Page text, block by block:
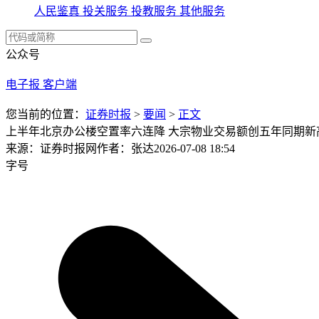
人民鉴真 投关服务 投教服务 其他服务
公众号
电子报 客户端
您当前的位置： 证券时报 > 要闻 > 正文
上半年北京办公楼空置率六连降 大宗物业交易额创五年同期新
来源：证券时报网作者：张达2026-07-08 18:54
字号